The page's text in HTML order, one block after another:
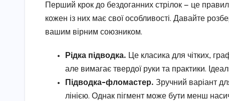
Перший крок до бездоганних стрілок — це
кожен із них має свої особливості. Давайте
вашим вірним союзником.
Рідка підводка. Це класика для чітких,
але вимагає твердої руки та практики.
Підводка-фломастер. Зручний варіант
лінією. Однак пігмент може бути менш